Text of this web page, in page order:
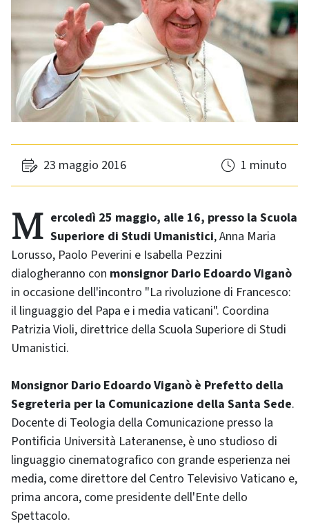
23 maggio 2016 1 minuto
Mercoledì 25 maggio, alle 16, presso la Scuola Superiore di Studi Umanistici, Anna Maria
Lorusso, Paolo Peverini e Isabella Pezzini
dialogheranno con monsignor Dario Edoardo Viganò
in occasione dell'incontro "La rivoluzione di Francesco:
il linguaggio del Papa e i media vaticani". Coordina
Patrizia Violi, direttrice della Scuola Superiore di Studi
Umanistici.
Monsignor Dario Edoardo Viganò è Prefetto della
Segreteria per la Comunicazione della Santa Sede.
Docente di Teologia della Comunicazione presso la
Pontificia Università Lateranense, è uno studioso di
linguaggio cinematografico con grande esperienza nei
media, come direttore del Centro Televisivo Vaticano e,
prima ancora, come presidente dell'Ente dello
Spettacolo.